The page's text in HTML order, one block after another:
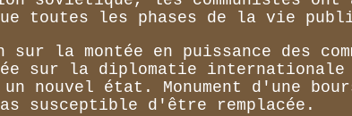
toutes les phases de la vie
la montée en puissance des
sur la diplomatie internationale
nouvel état. Monument d'une
susceptible d'être remplacée.